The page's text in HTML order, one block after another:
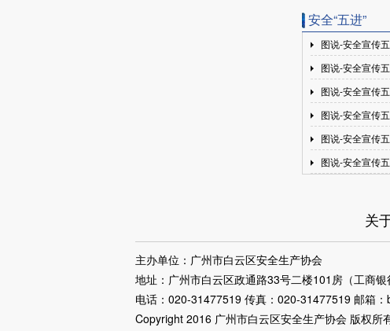
广州市白云区均禾街罗岗经济联合
社
广东省安全生产技术中心有限公司
安全“五进”
图说-安全宣传
图说-安全宣传
图说-安全宣传
图说-安全宣传
图说-安全宣传
图说-安全宣传
关
主办单位：广州市白云区安全生产协会
地址：广州市白云区政通路33号二楼101房（工商
电话：020-31477519 传真：020-31477519 邮箱
Copyright 2016 广州市白云区安全生产协会 版权所